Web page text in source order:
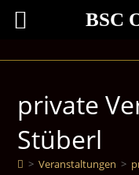
private
Stüberl
> Veranstaltungen >
BSC